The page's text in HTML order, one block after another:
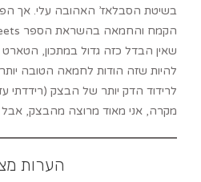
בשיטת הסבלאז’ האהובה עלי. אך
שאין הבדל כזה גדול במתכון, הטארט
להיות שזה הודות לחמאה הטובה
מקרה, אני מאוד מרוצה מהבצק, אבל
הערות